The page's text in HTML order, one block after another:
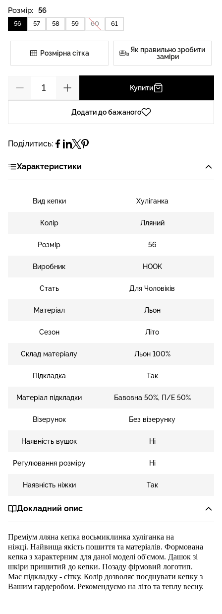
Розмір: 56
56 57 58 59 60 61
Розмірна сітка
Як правильно зробити
заміри
Купити
Додати до бажаного
Поділитись:
Характеристики
Вид кепки Хуліганка
Колір Лляний
Розмір 56
Виробник HOOK
Стать Для Чоловіків
Матеріал Льон
Сезон Літо
Склад матеріалу Льон 100%
Підкладка Так
Матеріал підкладки Бавовна 50%, П/Е 50%
Візерунок Без візерунку
Наявність вушок Ні
Регулювання розміру Ні
Наявність ніжки Так
Докладний опис
Преміум лляна кепка восьмиклинка хуліганка на
ніжці. Найвища якість пошиття та матеріалів. Формована
кепка з характерним для даної моделі об'ємом. Дашок зі
шкіри пришитий до кепки. Позаду фірмовий логотип.
Має підкладку - сітку. Колір дозволяє поєднувати кепку з
Вашим гардеробом. Рекомендуємо на літо та теплу весну.